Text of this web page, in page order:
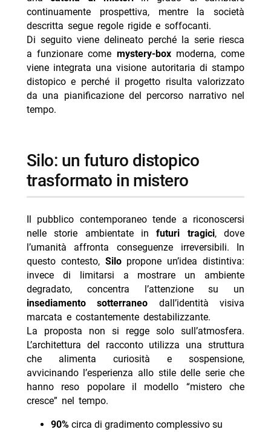
-- Scopri di più da Jump the shark
-- RispondiAnnulla risposta
- Milan-Chelsea amichevole stasera Nove 21:30
differita
- Steven Basalari, sarà il pubblico a decidere se aprirà
un’attività: il nuovo video TikTok
- Reazione a catena oggi 8 agosto 2026 Rai 1 Liorni
- Delitti del BarLume Il re dei giochi stasera su TV8
continuamente prospettiva, mentre la società
descritta segue regole rigide e soffocanti.
Di seguito viene delineato perché la serie riesca
a funzionare come mystery-boxmoderna, come
viene integrata una visione autoritaria di stampo
distopico e perché il progetto risulta valorizzato
da una pianificazione del percorso narrativo nel
tempo.
silo: un futuro distopico
trasformato in mistero
Il pubblico contemporaneo tende a riconoscersi
nelle storie ambientate infuturi tragici, dove
l’umanità affronta conseguenze irreversibili. In
questo contesto, Silopropone un’idea distintiva:
invece di limitarsi a mostrare un ambiente
degradato, concentra l’attenzione su un
insediamento sotterraneo dall’identità visiva
marcata e costantemente destabilizzante.
La proposta non si regge solo sull’atmosfera.
L’architettura del racconto utilizza una struttura
che alimenta curiosità e sospensione,
avvicinando l’esperienza allo stile delle serie che
hanno reso popolare il modello “mistero che
cresce” nel tempo.
90%circa di gradimento complessivo su